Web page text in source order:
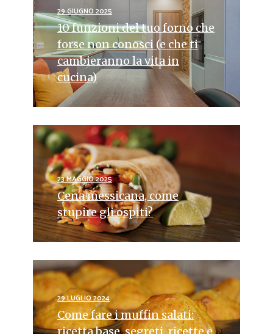
29 GIUGNO 2025
10 funzioni del tuo forno che
forse non conosci (e che ti
cambieranno la vita in
cucina)
23 MAGGIO 2025
Cena messicana, come
stupire gli ospiti?
29 LUGLIO 2024
Come fare i muffin salati:
ricetta base, segreti, ricette e